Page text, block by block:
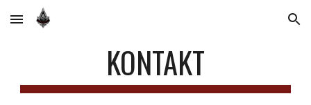
Skip to main content Skip to navigation
KONTAKT